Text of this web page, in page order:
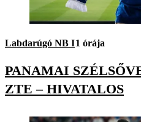
Labdarúgó NB I1 órája
PANAMAI
ZTE – HIVATALOS